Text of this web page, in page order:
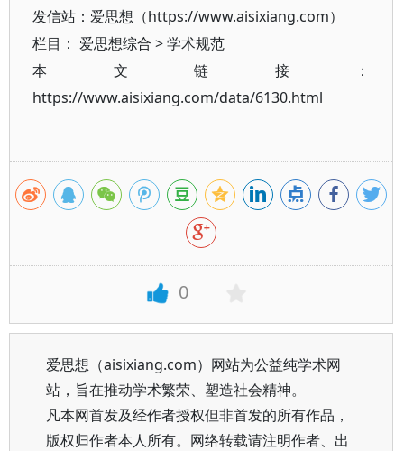
发信站：爱思想（https://www.aisixiang.com）
栏目： 爱思想综合 >学术规范
本文链接：
https://www.aisixiang.com/data/6130.html
0
爱思想（aisixiang.com）网站为公益纯学术网
站，旨在推动学术繁荣、塑造社会精神。
凡本网首发及经作者授权但非首发的所有作品，
版权归作者本人所有。网络转载请注明作者、出